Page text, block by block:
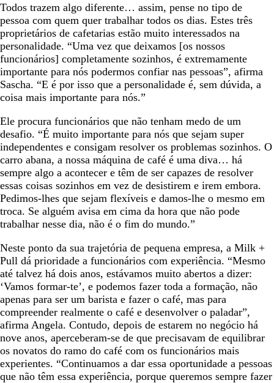
Todos trazem algo diferente… assim, pense no tipo de
pessoa com quem quer trabalhar todos os dias. Estes três
proprietários de cafetarias estão muito interessados na
personalidade. “Uma vez que deixamos [os nossos
funcionários] completamente sozinhos, é extremamente
importante para nós podermos confiar nas pessoas”, afirma
Sascha. “E é por isso que a personalidade é, sem dúvida, a
coisa mais importante para nós.”
Ele procura funcionários que não tenham medo de um
desafio. “É muito importante para nós que sejam super
independentes e consigam resolver os problemas sozinhos. O
carro abana, a nossa máquina de café é uma diva… há
sempre algo a acontecer e têm de ser capazes de resolver
essas coisas sozinhos em vez de desistirem e irem embora.
Pedimos-lhes que sejam flexíveis e damos-lhe o mesmo em
troca. Se alguém avisa em cima da hora que não pode
trabalhar nesse dia, não é o fim do mundo.”
Neste ponto da sua trajetória de pequena empresa, a Milk +
Pull dá prioridade a funcionários com experiência. “Mesmo
até talvez há dois anos, estávamos muito abertos a dizer:
‘Vamos formar-te’, e podemos fazer toda a formação, não
apenas para ser um barista e fazer o café, mas para
compreender realmente o café e desenvolver o paladar”,
afirma Angela. Contudo, depois de estarem no negócio há
nove anos, aperceberam-se de que precisavam de equilibrar
os novatos do ramo do café com os funcionários mais
experientes. “Continuamos a dar essa oportunidade a pessoas
que não têm essa experiência, porque queremos sempre fazer